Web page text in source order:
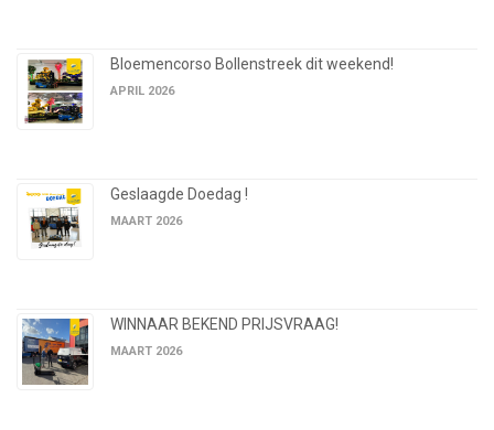
Bloemencorso Bollenstreek dit weekend!
APRIL 2026
Geslaagde Doedag !
MAART 2026
WINNAAR BEKEND PRIJSVRAAG!
MAART 2026